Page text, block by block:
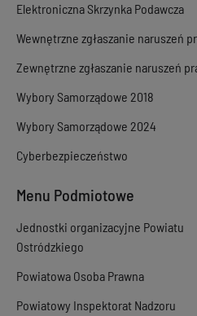
Elektroniczna Skrzynka Podawcza
Wewnętrzne zgłaszanie naruszeń
Zewnętrzne zgłaszanie naruszeń
Wybory Samorządowe 2018
Wybory Samorządowe 2024
Cyberbezpieczeństwo
Menu Podmiotowe
Jednostki organizacyjne Powiatu
Ostródzkiego
Powiatowa Osoba Prawna
Powiatowy Inspektorat Nadzoru